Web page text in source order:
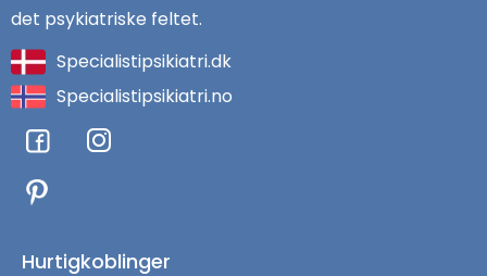
det psykiatriske feltet.
Specialistipsikiatri.dk
Specialistipsikiatri.no
F
a
c
e
o
I
n
g
Hurtigkoblinger